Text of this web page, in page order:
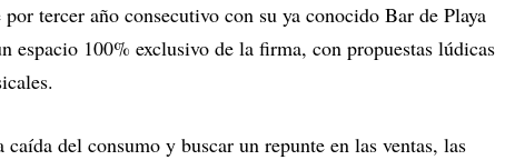
tercer año consecutivo con su ya conocido Bar de Playa
espacio 100% exclusivo de la firma, con propuestas lúdicas
del consumo y buscar un repunte en las ventas, las